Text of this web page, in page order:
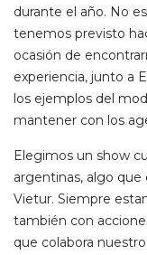
durante el año. No
tenemos previsto
ocasión de
experiencia, junto a
los ejemplos del
mantener con los
Elegimos un show
argentinas, algo que
Vietur. Siempre
también con
que colabora